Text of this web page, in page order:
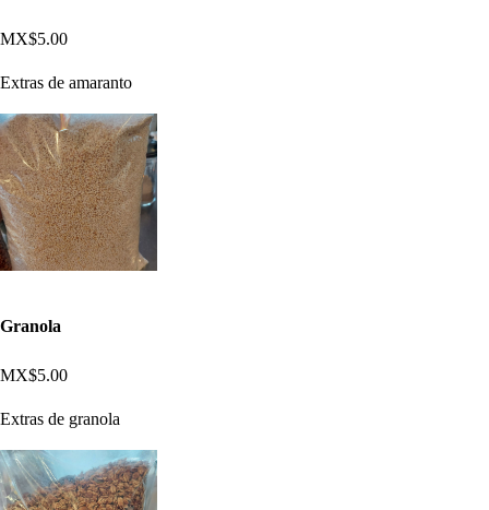
MX$5.00
Extras de amaranto
Granola
MX$5.00
Extras de granola